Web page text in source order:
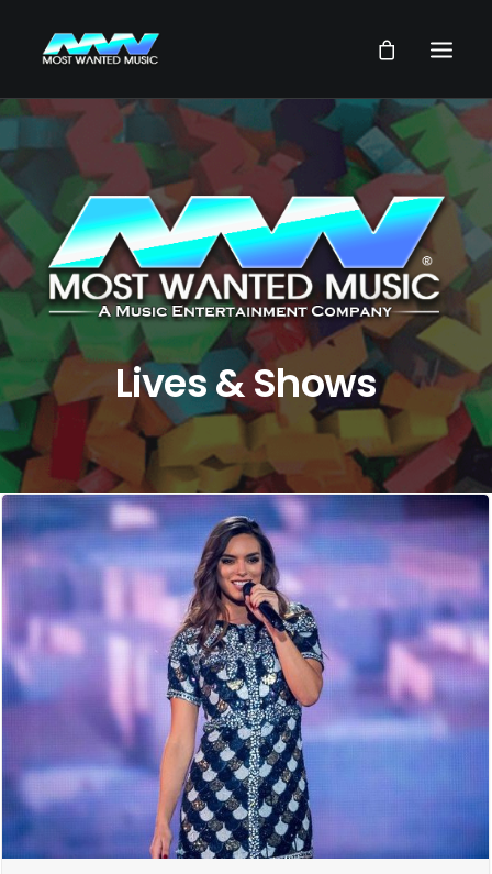
NEWS
ARTISTES
MUSIQUES
VIDEOS
SERVICES
STORE
NOTRE GROUPE
RECHERCHE
Lives & Shows